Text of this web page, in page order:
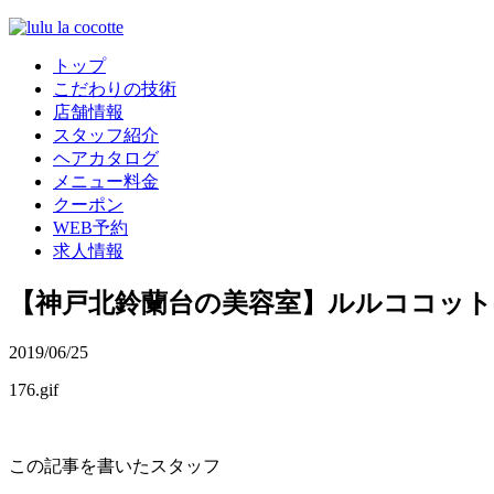
トップ
こだわりの技術
店舗情報
スタッフ紹介
ヘアカタログ
メニュー料金
クーポン
WEB予約
求人情報
【神戸北鈴蘭台の美容室】ルルココッ
2019/06/25
176.gif
この記事を書いたスタッフ